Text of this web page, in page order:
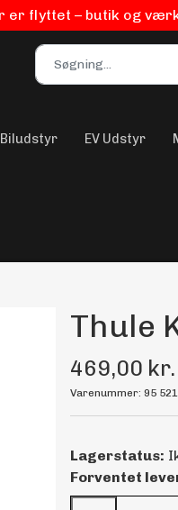
er flyttet – butik og
Biludstyr EV Udstyr
Thule
469,00 kr.
Varenummer: 95
Lagerstatus:
Forventet